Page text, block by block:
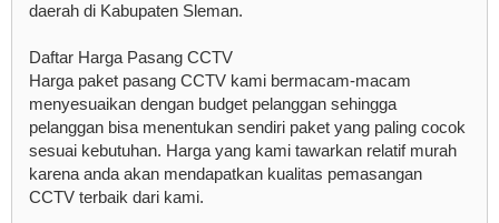
daerah di Kabupaten Sleman.
Daftar Harga Pasang CCTV
Harga paket pasang CCTV kami bermacam-macam
menyesuaikan dengan budget pelanggan sehingga
pelanggan bisa menentukan sendiri paket yang paling cocok
sesuai kebutuhan. Harga yang kami tawarkan relatif murah
karena anda akan mendapatkan kualitas pemasangan
CCTV terbaik dari kami.